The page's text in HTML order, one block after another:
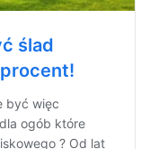
ślad
być więc
ogób które
? Od lat